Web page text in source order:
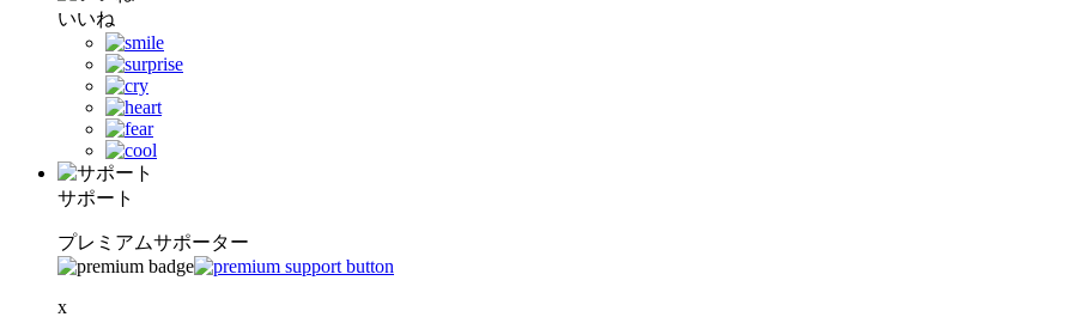
いいね
サポート
プレミアムサポーター
x